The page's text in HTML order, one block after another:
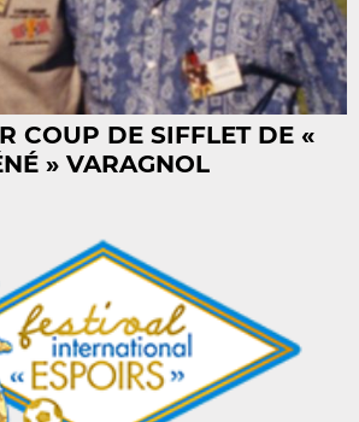
COUP DE SIFFLET DE «
» VARAGNOL